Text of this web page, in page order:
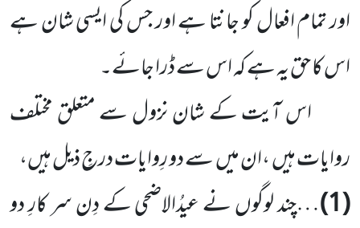
اور تمام افعال کو جانتا ہے اور جس کی ایسی شان ہے
اس کا حق یہ ہے کہ اس سے ڈرا جائے۔
اس آیت کے شان نزول سے متعلق مختلف
روایات ہیں ،ان میں سے دو رِوایات درجِ ذیل ہیں،
(1) …چند لوگوں نے عیدُالاضحی کے دِن سر کارِ دو